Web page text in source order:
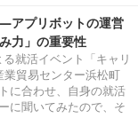
アプリボットの運営
力」の重要性
就活イベント「キャリ
貿易センター浜松町
に合わせ、自身の就活
に聞いてみたので、そ